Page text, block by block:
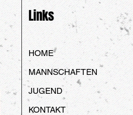
Links
HOME
MANNSCHAFTEN
JUGEND
KONTAKT